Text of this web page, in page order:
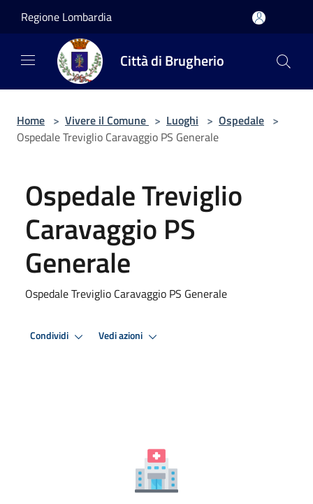
Regione Lombardia
Città di Brugherio
Home > Vivere il Comune > Luoghi > Ospedale >
Ospedale Treviglio Caravaggio PS Generale
Ospedale Treviglio
Caravaggio PS
Generale
Ospedale Treviglio Caravaggio PS Generale
Condividi Vedi azioni